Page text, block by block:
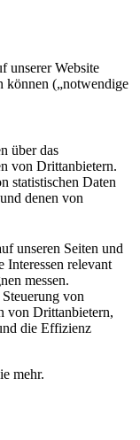
unserer Website
können („notwendige
über das
von Drittanbietern.
statistischen Daten
denen von
unseren Seiten und
relevant
messen.
von
von Drittanbietern,
die Effizienz
mehr.